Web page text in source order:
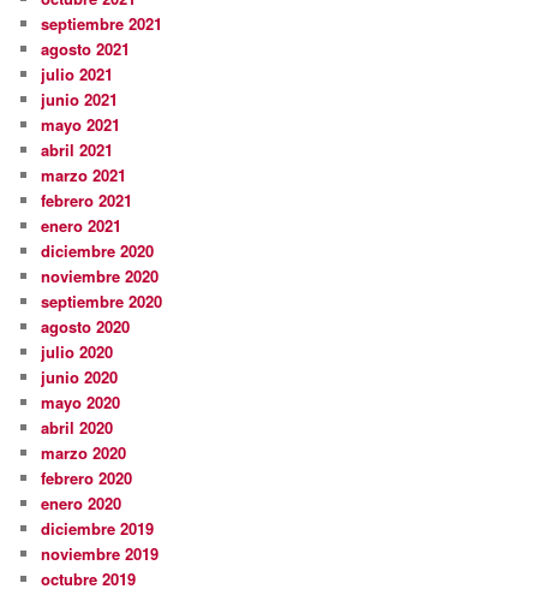
septiembre 2021
agosto 2021
julio 2021
junio 2021
mayo 2021
abril 2021
marzo 2021
febrero 2021
enero 2021
diciembre 2020
noviembre 2020
septiembre 2020
agosto 2020
julio 2020
junio 2020
mayo 2020
abril 2020
marzo 2020
febrero 2020
enero 2020
diciembre 2019
noviembre 2019
octubre 2019